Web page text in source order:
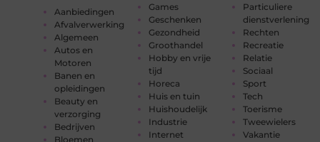
Aanbiedingen
Afvalverwerking
Algemeen
Autos en
Motoren
Banen en
opleidingen
Beauty en
verzorging
Bedrijven
Bloemen
Games
Geschenken
Gezondheid
Groothandel
Hobby en vrije
tijd
Horeca
Huis en tuin
Huishoudelijk
Industrie
Internet
Particuliere
dienstverlening
Rechten
Recreatie
Relatie
Sociaal
Sport
Tech
Toerisme
Tweewielers
Vakantie